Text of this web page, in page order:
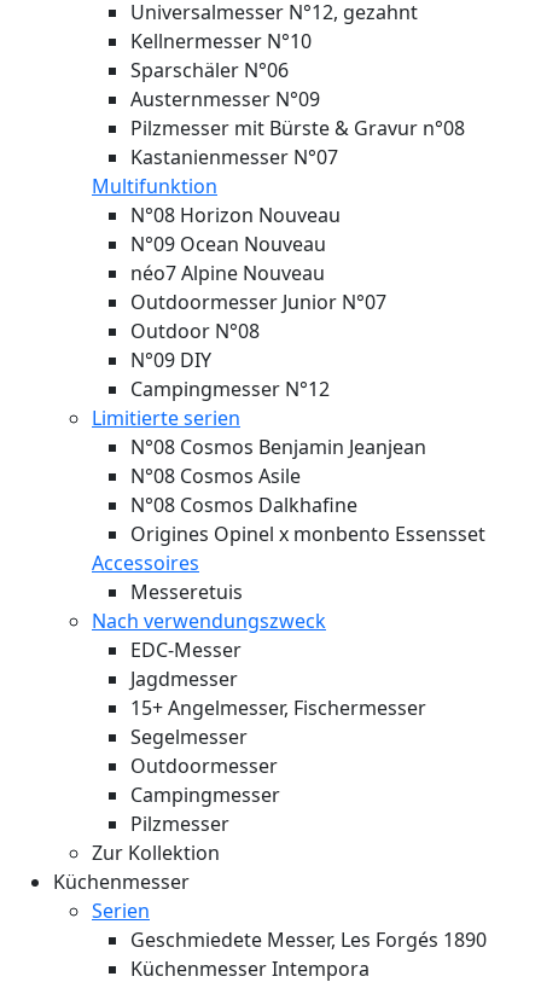
Universalmesser N°12, gezahnt
Kellnermesser N°10
Sparschäler N°06
Austernmesser N°09
Pilzmesser mit Bürste & Gravur n°08
Kastanienmesser N°07
Multifunktion
N°08 Horizon Nouveau
N°09 Ocean Nouveau
néo7 Alpine Nouveau
Outdoormesser Junior N°07
Outdoor N°08
N°09 DIY
Campingmesser N°12
Limitierte serien
N°08 Cosmos Benjamin Jeanjean
N°08 Cosmos Asile
N°08 Cosmos Dalkhafine
Origines Opinel x monbento Essensset
Accessoires
Messeretuis
Nach verwendungszweck
EDC-Messer
Jagdmesser
15+ Angelmesser, Fischermesser
Segelmesser
Outdoormesser
Campingmesser
Pilzmesser
Zur Kollektion
Küchenmesser
Serien
Geschmiedete Messer, Les Forgés 1890
Küchenmesser Intempora